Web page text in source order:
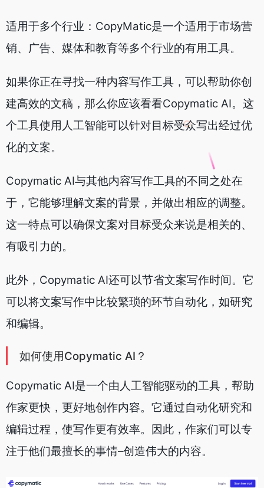
适用于多个行业：CopyMatic是一个适用于市场营
销、广告、媒体和教育等多个行业的有用工具。
如果你正在寻找一种内容写作工具，可以帮助你创
建高效的文稿，那么你应该看看Copymatic AI。这
个工具使用人工智能可以针对目标受众写出经过优
化的文案。
Copymatic AI与其他内容写作工具的不同之处在
于，它能够理解文案的背景，并做出相应的调整。
这一特点可以确保文案对目标受众来说是相关的、
有吸引力的。
此外，Copymatic AI还可以节省文案写作时间。它
可以将文案写作中比较繁琐的环节自动化，如研究
和编辑。
如何使用Copymatic AI？
Copymatic AI是一个由人工智能驱动的工具，帮助
作家更快，更好地创作内容。它通过自动化研究和
编辑过程，使写作更有效率。因此，作家们可以专
注于他们最擅长的事情–创造伟大的内容。